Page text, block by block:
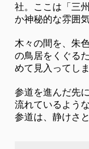
社。ここは「三
か神秘的な雰囲
木々の間を、朱
の鳥居をくぐる
めて見入ってし
参道を進んだ先
流れているよう
参道は、静けさ